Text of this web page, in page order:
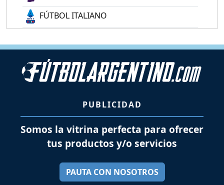
FÚTBOL ITALIANO
PUBLICIDAD
Somos la vitrina perfecta para ofrecer
tus productos y/o servicios
PAUTA CON NOSOTROS